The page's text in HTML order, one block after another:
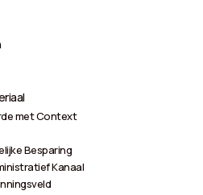
met Context
Besparing
Kanaal